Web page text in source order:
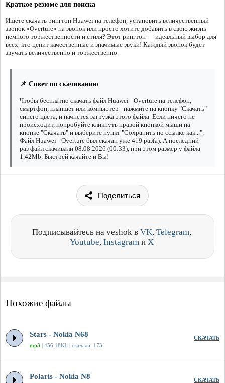
Краткое резюме для поиска
Ищете скачать рингтон Huawei на телефон, установить величественный
звонок «Overture» на звонок или просто хотите добавить в свою жизнь
немного торжественности и стиля? Этот рингтон — идеальный выбор для
всех, кто ценит качественные и значимые звуки! Каждый звонок будет
звучать величественно и торжественно.
📌 Совет по скачиванию
Чтобы бесплатно скачать файл Huawei - Overture на телефон,
смартфон, планшет или компьютер - нажмите на кнопку "Скачать"
синего цвета, и начнется загрузка этого файла. Если ничего не
происходит, попробуйте кликнуть правой кнопкой мыши на
кнопке "Скачать" и выберите пункт "Сохранить по ссылке как...".
Файл Huawei - Overture был скачан уже 419 раз(а). А последний
раз файл скачивали 08.08.2026 (00:33), при этом размер у файла
1.42Mb. Быстрей качайте и Вы!
Поделиться
Подписывайтесь на veshok в VK, Telegram,
Youtube, Instagram и X
Похожие файлы
Stars - Nokia N68
mp3 | 456.18Kb | скачали: 173
СКАЧАТЬ
Polaris - Nokia N8 СКАЧАТЬ